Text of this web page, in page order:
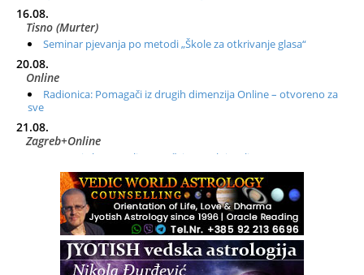
16.08.
Tisno (Murter)
Seminar pjevanja po metodi „Škole za otkrivanje glasa“
20.08.
Online
Radionica: Pomagači iz drugih dimenzija Online – otvoreno za
sve
21.08.
Zagreb+Online
Osnovni ThetaHealing® tečaj, Zagreb i Online
Zagreb
Osnovna radionica za izscjeljivanje pranom (Basic Pranic
Healing course)
Access BARS®, otpusti stres